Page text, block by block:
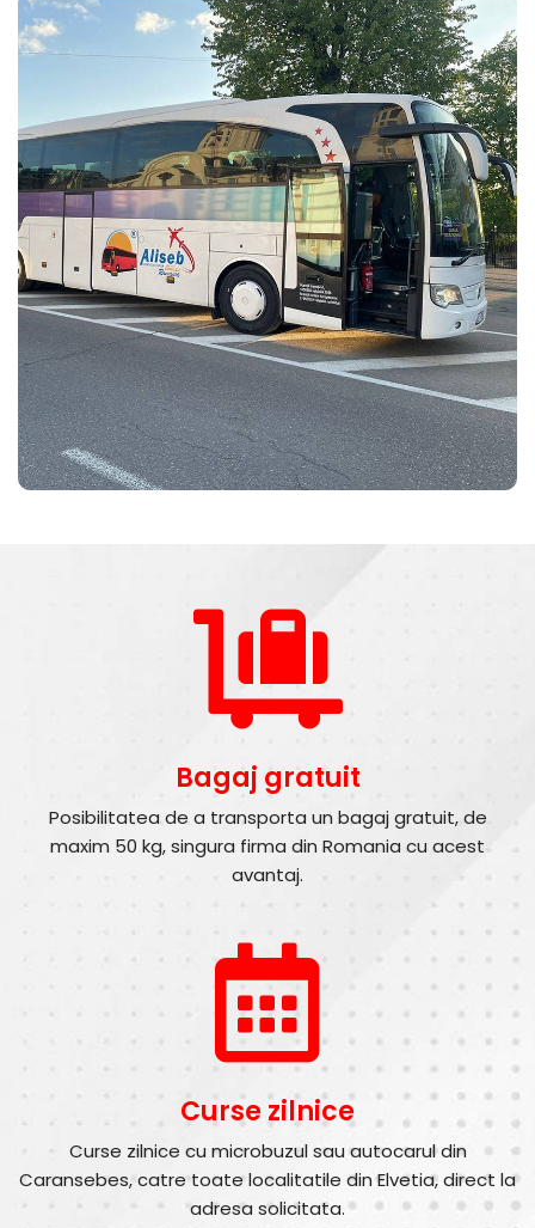
Bagaj gratuit
Posibilitatea de a transporta un bagaj gratuit, de
maxim 50 kg, singura firma din Romania cu acest
avantaj.
Curse zilnice
Curse zilnice cu microbuzul sau autocarul din
Caransebes, catre toate localitatile din Elvetia, direct la
adresa solicitata.